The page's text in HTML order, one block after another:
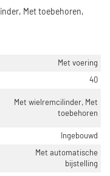
Met toebehoren,
Met voering
40
Met wielremcilinder, Met
toebehoren
Ingebouwd
Met automatische
bijstelling